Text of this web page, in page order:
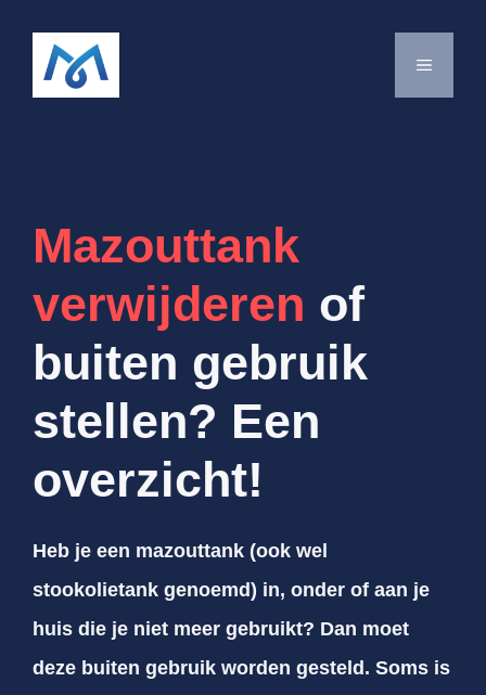
MENU
Mazouttank
verwijderen of
buiten gebruik
stellen? Een
overzicht!
Heb je een mazouttank (ook wel
stookolietank genoemd) in, onder of aan je
huis die je niet meer gebruikt? Dan moet
deze buiten gebruik worden gesteld. Soms is